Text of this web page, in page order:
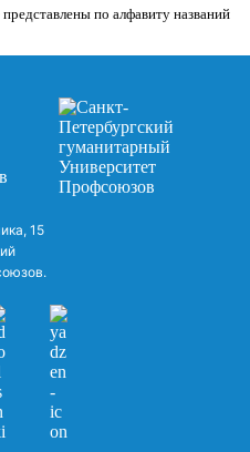
по алфавиту названий
15